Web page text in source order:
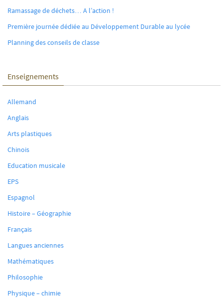
Ramassage de déchets… A l’action !
Première journée dédiée au Développement Durable au lycée
Planning des conseils de classe
Enseignements
Allemand
Anglais
Arts plastiques
Chinois
Education musicale
EPS
Espagnol
Histoire – Géographie
Français
Langues anciennes
Mathématiques
Philosophie
Physique – chimie